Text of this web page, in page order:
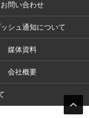
お問い合わせ
シュ通知について
媒体資料
会社概要